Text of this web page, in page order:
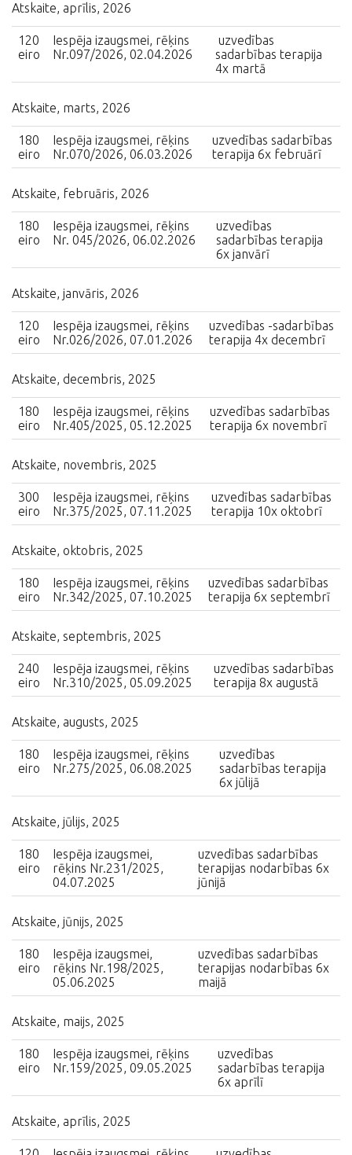
Atskaite, aprīlis, 2026
120
eiro
Iespēja izaugsmei, rēķins
Nr.097/2026, 02.04.2026
uzvedības
sadarbības terapija
4x martā
Atskaite, marts, 2026
180
eiro
Iespēja izaugsmei, rēķins
Nr.070/2026, 06.03.2026
uzvedības sadarbības
terapija 6x februārī
Atskaite, februāris, 2026
180
eiro
Iespēja izaugsmei, rēķins
Nr. 045/2026, 06.02.2026
uzvedības
sadarbības terapija
6x janvārī
Atskaite, janvāris, 2026
120
eiro
Iespēja izaugsmei, rēķins
Nr.026/2026, 07.01.2026
uzvedības -sadarbības
terapija 4x decembrī
Atskaite, decembris, 2025
180
eiro
Iespēja izaugsmei, rēķins
Nr.405/2025, 05.12.2025
uzvedības sadarbības
terapija 6x novembrī
Atskaite, novembris, 2025
300
eiro
Iespēja izaugsmei, rēķins
Nr.375/2025, 07.11.2025
uzvedības sadarbības
terapija 10x oktobrī
Atskaite, oktobris, 2025
180
eiro
Iespēja izaugsmei, rēķins
Nr.342/2025, 07.10.2025
uzvedības sadarbības
terapija 6x septembrī
Atskaite, septembris, 2025
240
eiro
Iespēja izaugsmei, rēķins
Nr.310/2025, 05.09.2025
uzvedības sadarbības
terapija 8x augustā
Atskaite, augusts, 2025
180
eiro
Iespēja izaugsmei, rēķins
Nr.275/2025, 06.08.2025
uzvedības
sadarbības terapija
6x jūlijā
Atskaite, jūlijs, 2025
180
eiro
Iespēja izaugsmei,
rēķins Nr.231/2025,
04.07.2025
uzvedības sadarbības
terapijas nodarbības 6x
jūnijā
Atskaite, jūnijs, 2025
180
eiro
Iespēja izaugsmei,
rēķins Nr.198/2025,
05.06.2025
uzvedības sadarbības
terapijas nodarbības 6x
maijā
Atskaite, maijs, 2025
180
eiro
Iespēja izaugsmei, rēķins
Nr.159/2025, 09.05.2025
uzvedības
sadarbības terapija
6x aprīlī
Atskaite, aprīlis, 2025